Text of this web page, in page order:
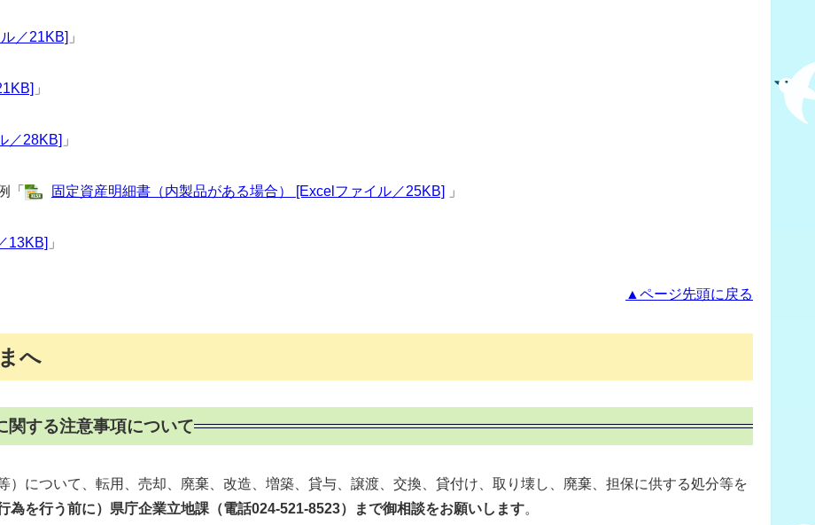
／21KB] 」
」
／28KB] 」
「 固定資産明細書（内製品がある場合） [Excelファイル／25KB] 」
13KB] 」
▲ページ先頭に戻る
へ
関する注意事項について
について、転用、売却、廃棄、改造、増築、貸与、譲渡、交換、貸付け、取り壊し、廃棄、担保に供する処分等を
為を行う前に）県庁企業立地課（電話024-521-8523）まで御相談をお願いします。